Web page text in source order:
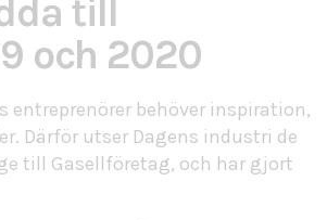
till
och 2020
entreprenörer behöver inspiration,
Därför utser Dagens industri de
till Gasellföretag, och har gjort